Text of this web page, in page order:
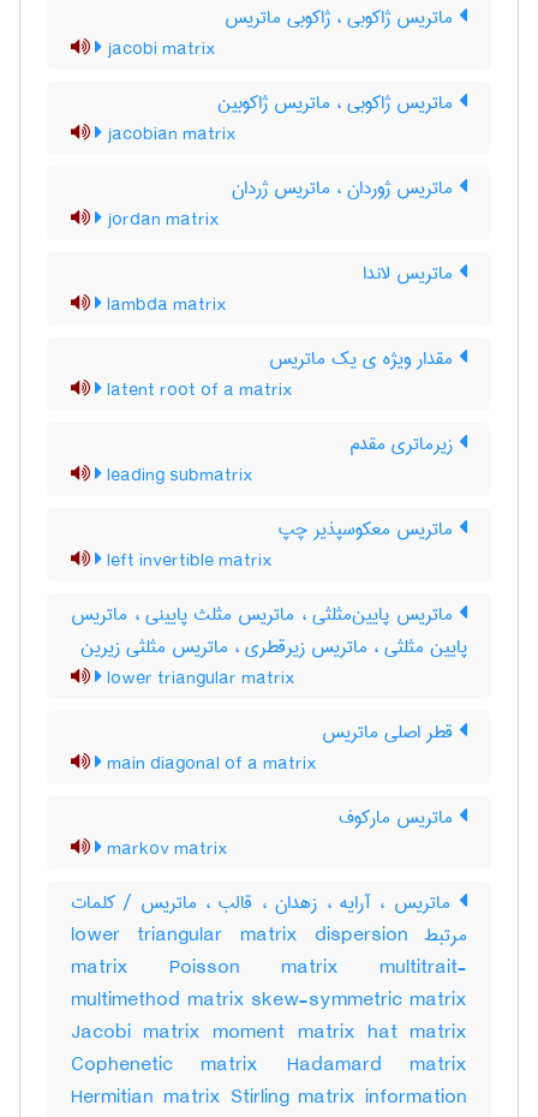
ماتریس ژاکوبی ، ژاکوبی ماتریس
jacobi matrix
ماتریس ژاکوبی ، ماتریس ژاکوبین
jacobian matrix
ماتریس ژوردان ، ماتریس ژردان
jordan matrix
ماتریس لاندا
lambda matrix
مقدار ویژه ی یک ماتریس
latent root of a matrix
زیرماتری مقدم
leading submatrix
ماتریس معکوسپذیر چپ
left invertible matrix
ماتریس پایین‌مثلثی ، ماتریس مثلث پایینی ، ماتریس
پایین مثلثی ، ماتریس زیرقطری ، ماتریس مثلثی زیرین
lower triangular matrix
قطر اصلی ماتریس
main diagonal of a matrix
ماتریس مارکوف
markov matrix
ماتریس ، آرایه ، زهدان ، قالب ، ماتریس / کلمات
مرتبط lower triangular matrix dispersion
matrix Poisson matrix multitrait-
multimethod matrix skew-symmetric matrix
Jacobi matrix moment matrix hat matrix
Cophenetic matrix Hadamard matrix
Hermitian matrix Stirling matrix information